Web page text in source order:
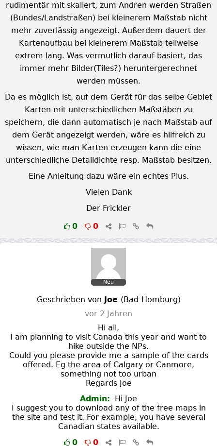
rudimentär mit skaliert, zum Andren werden Straßen
(Bundes/Landstraßen) bei kleinerem Maßstab nicht
mehr zuverlässig angezeigt. Außerdem dauert der
Kartenaufbau bei kleinerem Maßstab teilweise
extrem lang. Was vermutlich darauf basiert, das
immer mehr Bilder(Tiles?) heruntergerechnet
werden müssen.
Da es möglich ist, auf dem Gerät für das selbe Gebiet
Karten mit unterschiedlichen Maßstäben zu
speichern, die dann automatisch je nach Maßstab auf
dem Gerät angezeigt werden, wäre es hilfreich zu
wissen, wie man Karten erzeugen kann die eine
unterschiedliche Detaildichte resp. Maßstab besitzen.
Eine Anleitung dazu wäre ein echtes Plus.
Vielen Dank
Der Frickler
0
0
Neu
Geschrieben von Joe ( Bad-Homburg)
vor 2 Jahren
Hi all,
I am planning to visit Canada this year and want to
hike outside the NPs.
Could you please provide me a sample of the cards
offered. Eg the area of Calgary or Canmore,
something not too urban
Regards Joe
Admin:
Hi Joe
I suggest you to download any of the free maps in
the site and test it. For example, you have several
Canadian states available.
0
0